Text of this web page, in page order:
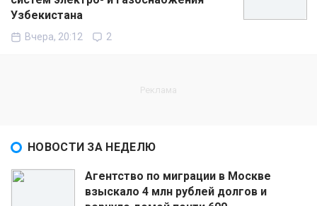
Узбекистана
Вчера, 20:12 2
НОВОСТИ ЗА НЕДЕЛЮ
Агентство по миграции в Москве
взыскало 4 млн рублей долгов и